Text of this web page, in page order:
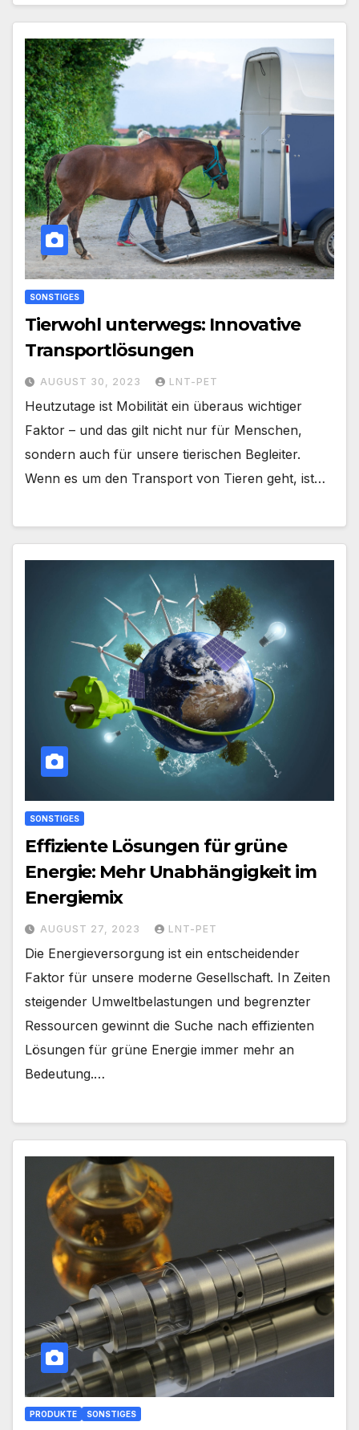
SONSTIGES
Tierwohl unterwegs: Innovative
Transportlösungen
AUGUST 30, 2023 LNT-PET
Heutzutage ist Mobilität ein überaus wichtiger
Faktor – und das gilt nicht nur für Menschen,
sondern auch für unsere tierischen Begleiter.
Wenn es um den Transport von Tieren geht, ist…
SONSTIGES
Effiziente Lösungen für grüne
Energie: Mehr Unabhängigkeit im
Energiemix
AUGUST 27, 2023 LNT-PET
Die Energieversorgung ist ein entscheidender
Faktor für unsere moderne Gesellschaft. In Zeiten
steigender Umweltbelastungen und begrenzter
Ressourcen gewinnt die Suche nach effizienten
Lösungen für grüne Energie immer mehr an
Bedeutung.…
PRODUKTE SONSTIGES